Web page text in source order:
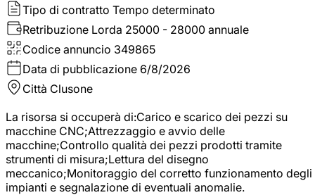
Tipo di contratto Tempo determinato
Retribuzione Lorda 25000 - 28000 annuale
Codice annuncio 349865
Data di pubblicazione 6/8/2026
Città Clusone
La risorsa si occuperà di:Carico e scarico dei pezzi su
macchine CNC;Attrezzaggio e avvio delle
macchine;Controllo qualità dei pezzi prodotti tramite
strumenti di misura;Lettura del disegno
meccanico;Monitoraggio del corretto funzionamento degli
impianti e segnalazione di eventuali anomalie.